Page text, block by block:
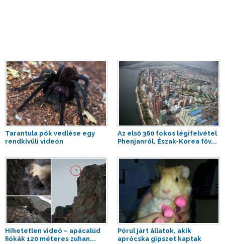
Tarantula pók vedlése egy
rendkívüli videón
Az első 360 fokos légifelvétel
Phenjanról, Észak-Korea főv...
Hihetetlen videó – apácalúd
fiókák 120 méteres zuhan...
Pórul járt állatok, akik
aprócska gipszet kaptak